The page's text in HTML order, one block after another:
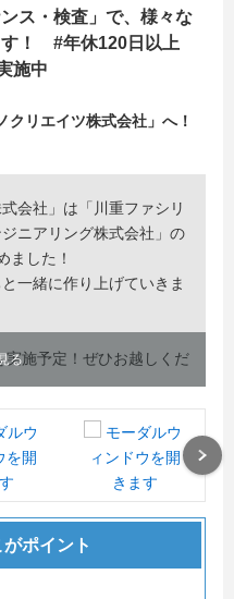
ス・検査」で、様々な
す！ #年休120日以上
施中
リエイツ株式会社」へ！
会社」は「川重ファシリ
ニアリング株式会社」の
ました！
一緒に作り上げていきま
施予定！ぜひお越しくだ
おすすめ！
メンテナンスに興味があ
で働きたい
ス関係）に貢献したい
二日は譲れない
る
ポイント